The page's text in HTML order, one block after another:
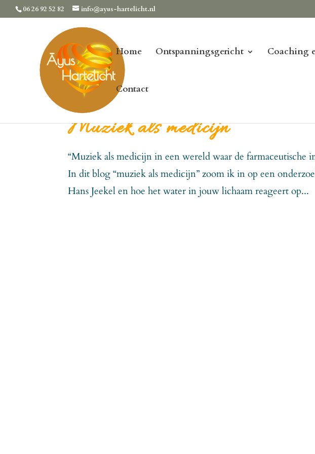
06 26 92 52 82 info@ayus-hartelicht.nl
Home Ontspanningsgericht Coaching
Contact
Muziek als medicijn
“Muziek als medicijn in een wereld waar de farmaceutische
In dit blog “muziek als medicijn” zoom ik in op een
Hans Jeekel en hoe het water in jouw lichaam reageert op...